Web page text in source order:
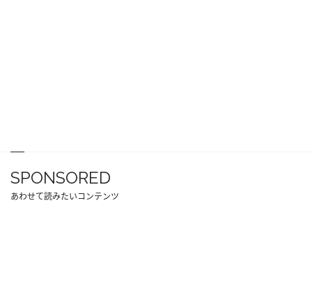
SPONSORED
あわせて読みたいコンテンツ